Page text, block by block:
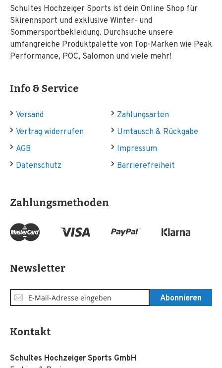
Schultes Hochzeiger Sports ist dein Online Shop für
Skirennsport und exklusive Winter- und
Sommersportbekleidung. Durchsuche unsere
umfangreiche Produktpalette von Top-Marken wie Peak
Performance, POC, Salomon und viele mehr!
Info & Service
Versand
Zahlungsarten
Vertrag widerrufen
Umtausch & Rückgabe
AGB
Impressum
Datenschutz
Barrierefreiheit
Zahlungsmethoden
Newsletter
Anmeldung
zum
Abonnieren
Kontakt
Schultes Hochzeiger Sports GmbH